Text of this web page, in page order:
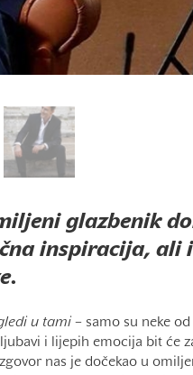
glazbenik
inspiracija, ali
u tami – samo su neke
i lijepih emocija bit će
nas je dočekao u